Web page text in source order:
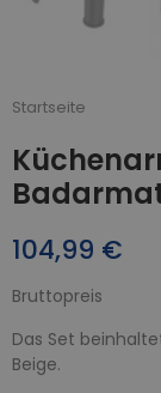
Startseite
104,99 €
Bruttopreis
Das Set
Beige.